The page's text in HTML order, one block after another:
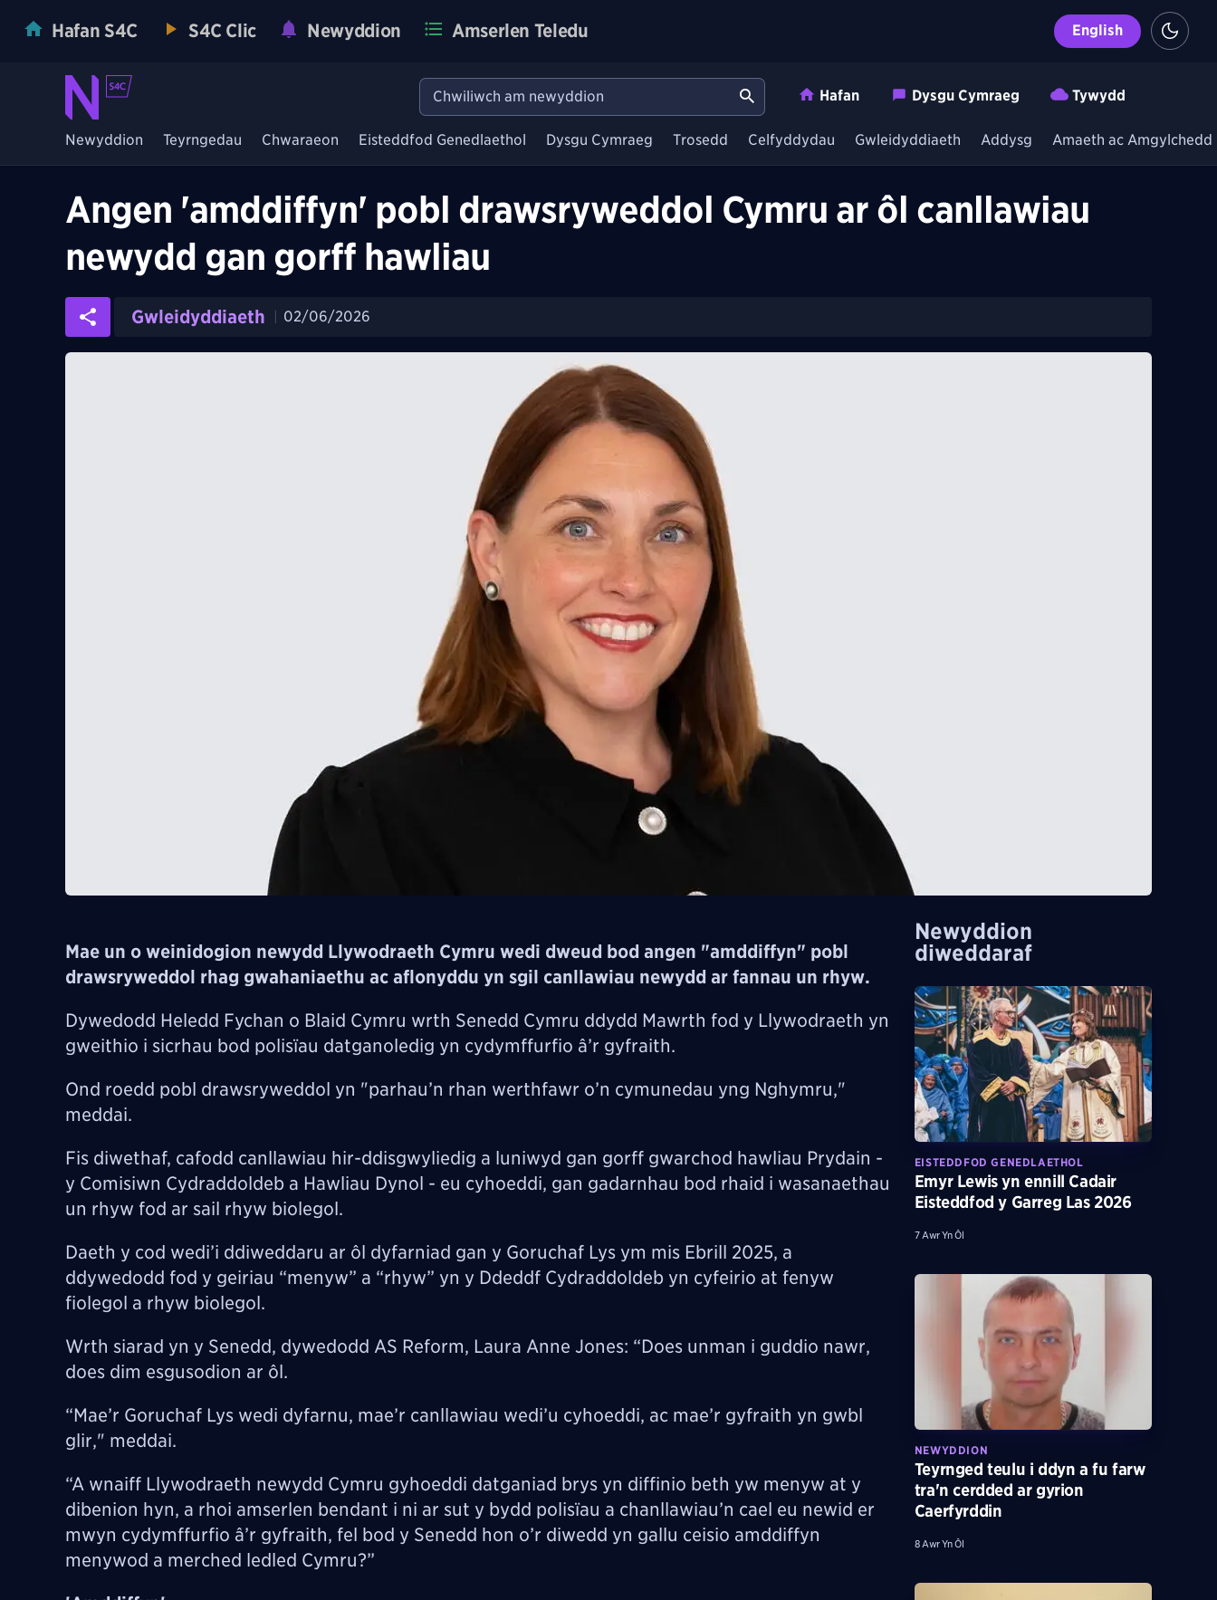
Hafan S4C S4C Clic Newyddion Amserlen Teledu English
Hafan Dysgu Cymraeg Tywydd
Newyddion Teyrngedau Chwaraeon Eisteddfod Genedlaethol Dysgu Cymraeg Trosedd Celfyddydau Gwleidyddiaeth Addysg Amaeth ac Amgylchedd
Angen 'amddiffyn' pobl drawsryweddol Cymru ar ôl canllawiau
newydd gan gorff hawliau
Gwleidyddiaeth 02/06/2026
Mae un o weinidogion newydd Llywodraeth Cymru wedi dweud bod angen "amddiffyn" pobl
drawsryweddol rhag gwahaniaethu ac aflonyddu yn sgil canllawiau newydd ar fannau un rhyw.
Dywedodd Heledd Fychan o Blaid Cymru wrth Senedd Cymru ddydd Mawrth fod y Llywodraeth yn
gweithio i sicrhau bod polisïau datganoledig yn cydymffurfio â’r gyfraith.
Ond roedd pobl drawsryweddol yn "parhau’n rhan werthfawr o’n cymunedau yng Nghymru,"
meddai.
Fis diwethaf, cafodd canllawiau hir-ddisgwyliedig a luniwyd gan gorff gwarchod hawliau Prydain -
y Comisiwn Cydraddoldeb a Hawliau Dynol - eu cyhoeddi, gan gadarnhau bod rhaid i wasanaethau
un rhyw fod ar sail rhyw biolegol.
Daeth y cod wedi’i ddiweddaru ar ôl dyfarniad gan y Goruchaf Lys ym mis Ebrill 2025, a
ddywedodd fod y geiriau “menyw” a “rhyw” yn y Ddeddf Cydraddoldeb yn cyfeirio at fenyw
fiolegol a rhyw biolegol.
Wrth siarad yn y Senedd, dywedodd AS Reform, Laura Anne Jones: “Does unman i guddio nawr,
does dim esgusodion ar ôl.
“Mae’r Goruchaf Lys wedi dyfarnu, mae’r canllawiau wedi’u cyhoeddi, ac mae’r gyfraith yn gwbl
glir," meddai.
“A wnaiff Llywodraeth newydd Cymru gyhoeddi datganiad brys yn diffinio beth yw menyw at y
dibenion hyn, a rhoi amserlen bendant i ni ar sut y bydd polisïau a chanllawiau’n cael eu newid er
mwyn cydymffurfio â’r gyfraith, fel bod y Senedd hon o’r diwedd yn gallu ceisio amddiffyn
menywod a merched ledled Cymru?”
Newyddion
diweddaraf
EISTEDDFOD GENEDLAETHOL
Emyr Lewis yn ennill Cadair
Eisteddfod y Garreg Las 2026
7 Awr Yn Ôl
NEWYDDION
Teyrnged teulu i ddyn a fu farw
tra'n cerdded ar gyrion
Caerfyrddin
8 Awr Yn Ôl